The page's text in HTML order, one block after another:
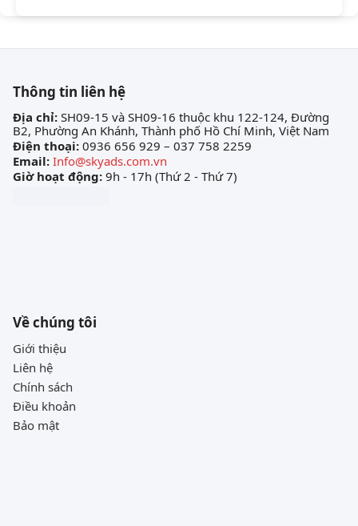
Thông tin liên hệ
Địa chỉ: SH09-15 và SH09-16 thuộc khu 122-124, Đường
B2, Phường An Khánh, Thành phố Hồ Chí Minh, Việt Nam
Điện thoại: 0936 656 929 – 037 758 2259
Email: Info@skyads.com.vn
Giờ hoạt động: 9h - 17h (Thứ 2 - Thứ 7)
Về chúng tôi
Giới thiệu
Liên hệ
Chính sách
Điều khoản
Bảo mật